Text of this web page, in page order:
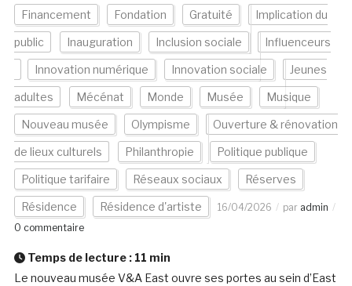
Financement Fondation Gratuité Implication du
public Inauguration Inclusion sociale Influenceurs
Innovation numérique Innovation sociale Jeunes
adultes Mécénat Monde Musée Musique
Nouveau musée Olympisme Ouverture & rénovation
de lieux culturels Philanthropie Politique publique
Politique tarifaire Réseaux sociaux Réserves
Résidence Résidence d'artiste 16/04/2026 par admin
0 commentaire
Temps de lecture : 11 min
Le nouveau musée V&A East ouvre ses portes au sein d’East